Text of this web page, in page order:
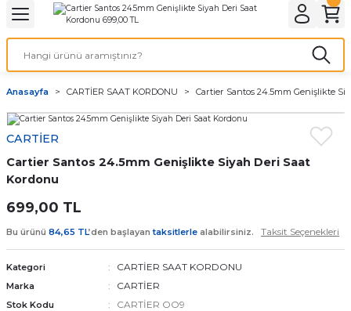
Geri Dön
& ELEKTİRİK AYDINLATMA & ELEKTRİK
Geri Dön
ve Cihaz Pilleri
ÇEŞİTLERİ
ÇEŞİTLERİ
Geri Dön
Geri Dön
Kordon Çeşitleri
Kordonları
Kordonu
saat kordonu
Kordonları
Anasayfa CARTİER SAAT KORDONU Cartier Santos 24.5mm Genişlikte
CARTİER
Cartier Santos 24.5mm Genişlikte Siyah Deri Saat
Kordonu
699,00 TL
Bu ürünü 84,65 TL’den başlayantaksitlerle alabilirsiniz. Taksit Seçenekleri
Kategori CARTİER SAAT KORDONU
Marka CARTİER
Stok Kodu CARTİER OO9